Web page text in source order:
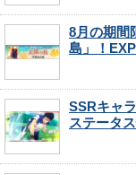
8月の期間
島」！
SSRキャ
ステータ